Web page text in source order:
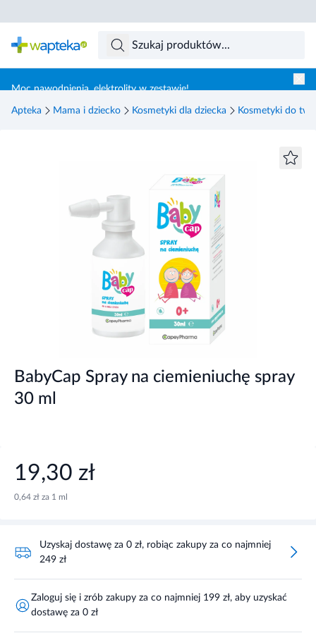
Moc nawodnienia, elektrolity w zestawie!
Apteka Mama i dziecko Kosmetyki dla dziecka Kosmetyki do
BabyCap Spray na ciemieniuchę spray
30 ml
19,30 zł
0,64 zł za 1 ml
Uzyskaj dostawę za 0 zł, robiąc zakupy za co najmniej
249 zł
Zaloguj się i zrób zakupy za co najmniej 199 zł, aby uzyskać
dostawę za 0 zł